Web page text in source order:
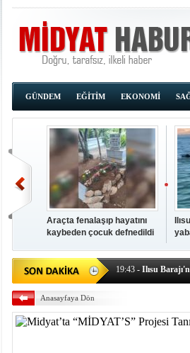
GÜNDEM
EĞİTİM EKONOMİ
Araçta fenalaşıp hayatını
kaybeden çocuk defnedildi
- OKUMAK
19:43 - Ilısu
19:42- Hacıoğlu:
19:08- HÜDA PAR
- Öter:
- MARSU,
Anasayfaya Dön